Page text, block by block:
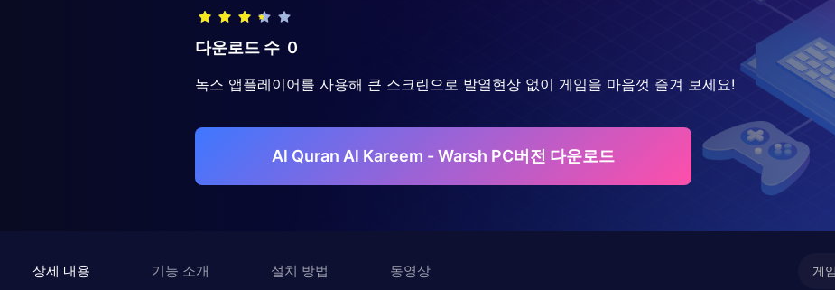
다운로드 수 0
녹스 앱플레이어를 사용해 큰 스크린으로 발열현상 없이 게임을 마음껏 즐겨 보세요!
Al Quran Al Kareem - Warsh PC버전 다운로드
상세 내용 기능 소개 설치 방법 동영상